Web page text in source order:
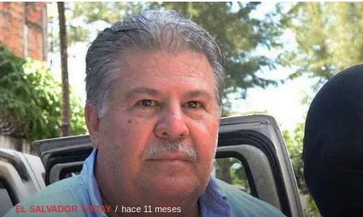
EL SALVADOR TODAY hace 11 meses